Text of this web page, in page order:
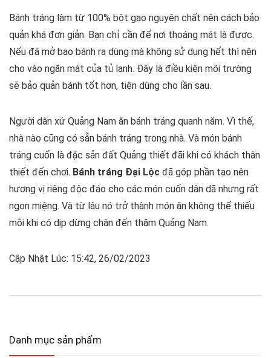
Bánh tráng làm từ 100% bột gạo nguyên chất nên cách bảo
quản khá đơn giản. Bạn chỉ cần để nơi thoáng mát là được.
Nếu đã mở bao bánh ra dùng mà không sử dụng hết thì nên
cho vào ngăn mát của tủ lạnh. Đây là điều kiện môi trường
sẽ bảo quản bánh tốt hơn, tiện dùng cho lần sau.
Người dân xứ Quảng Nam ăn bánh tráng quanh năm. Vì thế,
nhà nào cũng có sẵn bánh tráng trong nhà. Và món bánh
tráng cuốn là đặc sản đất Quảng thiết đãi khi có khách thân
thiết đến chơi. Bánh tráng Đại Lộc đã góp phần tạo nên
hương vị riêng độc đáo cho các món cuốn dân dã nhưng rất
ngon miệng. Và từ lâu nó trở thành món ăn không thể thiếu
mỗi khi có dịp dừng chân đến thăm Quảng Nam.
Cập Nhật Lúc: 15:42, 26/02/2023
Danh mục sản phẩm